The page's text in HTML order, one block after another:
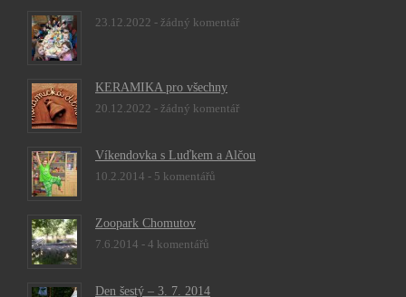
23.12.2022 - žádný komentář
KERAMIKA pro všechny
20.12.2022 - žádný komentář
Víkendovka s Luďkem a Alčou
10.2.2014 - 5 komentářů
Zoopark Chomutov
7.6.2014 - 4 komentářů
Den šestý – 3. 7. 2014